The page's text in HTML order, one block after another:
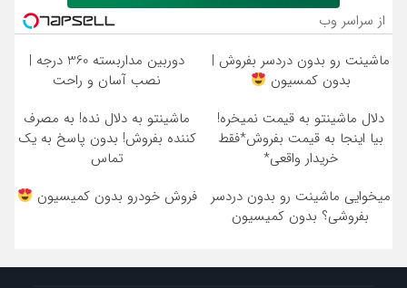
از سراسر وب
ماشینت رو بدون دردسر بفروش |
بدون کمسیون
دوربین مداربسته 360 درجه |
نصب آسان و راحت
دلال ماشینتو به قیمت نمیخره!
بیا اینجا به قیمت بفروش*فقط
خریدار واقعی*
ماشینتو به دلال نده! به مصرف
کننده بفروش! بدون پاسخ به یک
تماس
میخوایی ماشینت رو بدون دردسر
بفروشی؟ بدون کمیسیون
فروش خودرو بدون کمیسیون